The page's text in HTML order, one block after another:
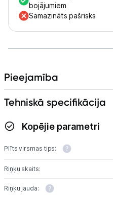
bojājumiem
Samazināts pašrisks
Pieejamība
Tehniskā specifikācija
Kopējie parametri
Plīts virsmas tips:
Riņķu skaits:
Riņķu jauda: